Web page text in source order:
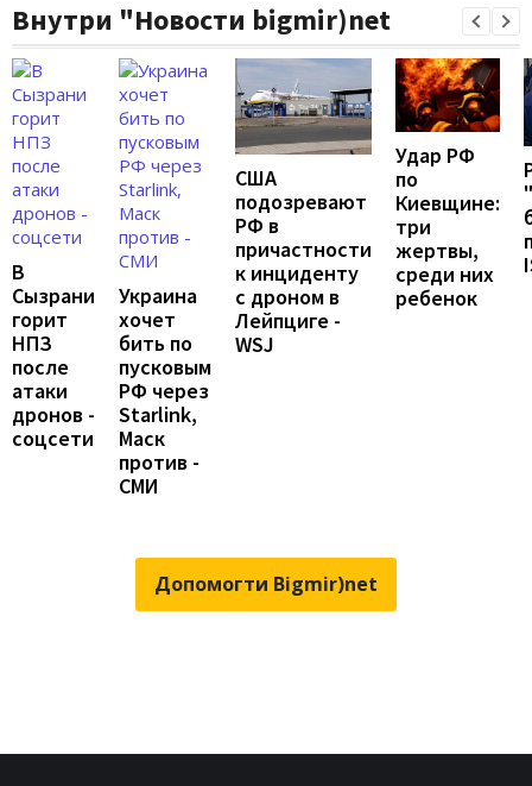
Внутри "Новости bigmir)net
В
Сызрани
горит
НПЗ
после
атаки
дронов -
соцсети
Украина
хочет
бить по
пусковым
РФ через
Starlink,
Маск
против -
СМИ
США
подозревают
РФ в
причастности
к инциденту
с дроном в
Лейпциге -
WSJ
Удар РФ
по
Киевщине:
три
жертвы,
среди них
ребенок
Допомогти Bigmir)net